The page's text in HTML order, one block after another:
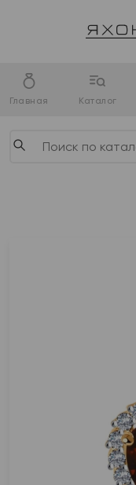
Главная Каталог